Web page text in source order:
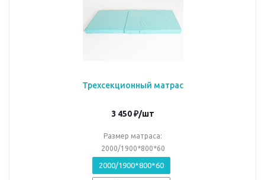
Трехсекционный матрас
3 450₽/шт
Размер матраса:
2000/1900*800*60
2000/1900*800*60